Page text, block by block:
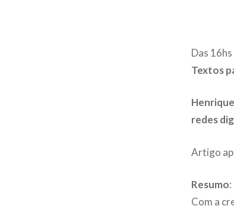
Das
Textos
redes
Artigo
Resumo:
Com a